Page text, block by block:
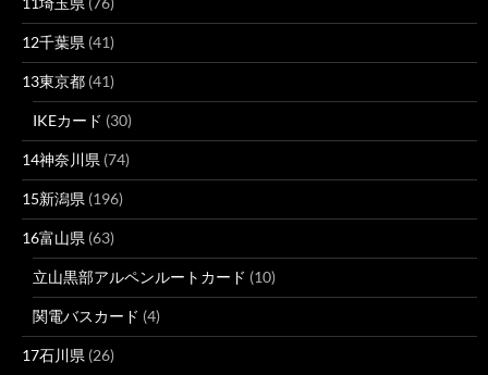
12千葉県 (41)
13東京都 (41)
IKEカード (30)
14神奈川県 (74)
15新潟県 (196)
16富山県 (63)
立山黒部アルペンルートカード (10)
関電バスカード (4)
17石川県 (26)